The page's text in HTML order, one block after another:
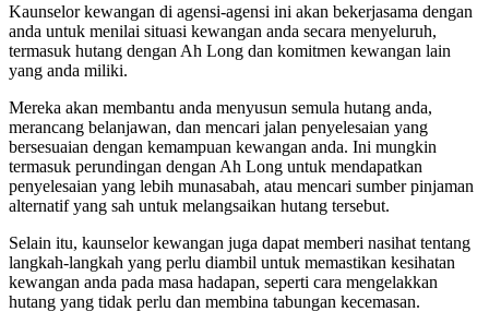
Kaunselor kewangan di agensi-agensi ini akan bekerjasama dengan
anda untuk menilai situasi kewangan anda secara menyeluruh,
termasuk hutang dengan Ah Long dan komitmen kewangan lain
yang anda miliki.
Mereka akan membantu anda menyusun semula hutang anda,
merancang belanjawan, dan mencari jalan penyelesaian yang
bersesuaian dengan kemampuan kewangan anda. Ini mungkin
termasuk perundingan dengan Ah Long untuk mendapatkan
penyelesaian yang lebih munasabah, atau mencari sumber pinjaman
alternatif yang sah untuk melangsaikan hutang tersebut.
Selain itu, kaunselor kewangan juga dapat memberi nasihat tentang
langkah-langkah yang perlu diambil untuk memastikan kesihatan
kewangan anda pada masa hadapan, seperti cara mengelakkan
hutang yang tidak perlu dan membina tabungan kecemasan.